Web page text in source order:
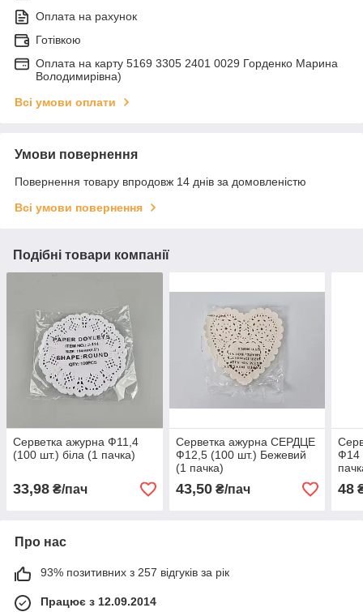
Оплата на рахунок
Готівкою
Оплата на карту 5169 3305 2401 0029 Горденко Марина
Володимирівна)
Всі умови оплати
Умови повернення
Повернення товару впродовж 14 днів за домовленістю
Всі умови повернення
Подібні товари компанії
Серветка ажурна Ф11,4
(100 шт.) біла (1 пачка)
33,98 ₴/пач
Серветка ажурна СЕРДЦЕ
Ф12,5 (100 шт.) Бежевий
(1 пачка)
43,50₴/пач
Ф14
48
Про нас
93% позитивних з 257 відгуків за рік
Працює з 12.09.2014